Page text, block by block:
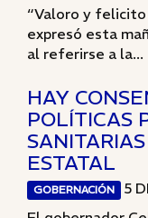
“Valoro y felicito
expresó esta
al referirse a la...
HAY
POLÍTICAS
ESTATAL
GOBERNACIÓN
5